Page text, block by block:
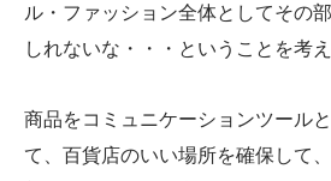
ル・ファッション全体としてその
しれないな・・・ということを考
商品をコミュニケーションツール
て、百貨店のいい場所を確保して